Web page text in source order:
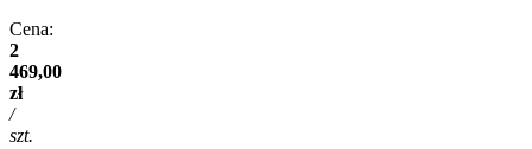
Cena:
2
469,00
zł
/
szt.